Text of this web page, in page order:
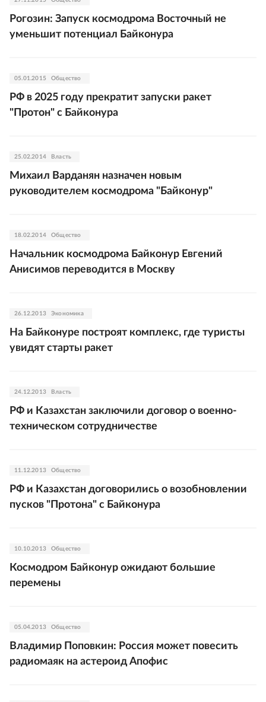
Рогозин: Запуск космодрома Восточный не
уменьшит потенциал Байконура
05.01.2015 Общество
РФ в 2025 году прекратит запуски ракет
"Протон" с Байконура
25.02.2014 Власть
Михаил Варданян назначен новым
руководителем космодрома "Байконур"
18.02.2014 Общество
Начальник космодрома Байконур Евгений
Анисимов переводится в Москву
26.12.2013 Экономика
На Байконуре построят комплекс, где туристы
увидят старты ракет
24.12.2013 Власть
РФ и Казахстан заключили договор о военно-
техническом сотрудничестве
11.12.2013 Общество
РФ и Казахстан договорились о возобновлении
пусков "Протона" с Байконура
10.10.2013 Общество
Космодром Байконур ожидают большие
перемены
05.04.2013 Общество
Владимир Поповкин: Россия может повесить
радиомаяк на астероид Апофис